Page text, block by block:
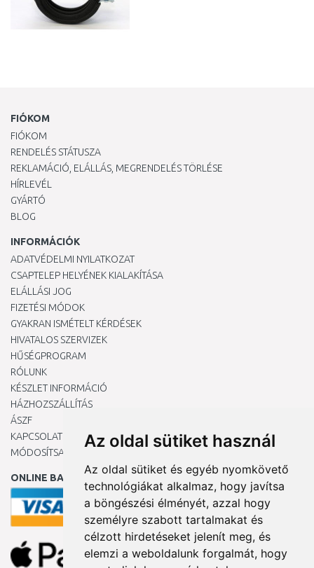
Az oldal sütiket használ
Az oldal sütiket és egyéb nyomkövető
technológiákat alkalmaz, hogy javítsa
a böngészési élményét, azzal hogy
személyre szabott tartalmakat és
célzott hirdetéseket jelenít meg, és
elemzi a weboldalunk forgalmát, hogy
FIÓKOM
FIÓKOM
RENDELÉS STÁTUSZA
REKLAMÁCIÓ, ELÁLLÁS, MEGRENDELÉS TÖRLÉSE
HÍRLEVÉL
GYÁRTÓ
BLOG
INFORMÁCIÓK
ADATVÉDELMI NYILATKOZAT
CSAPTELEP HELYÉNEK KIALAKÍTÁSA
ELÁLLÁSI JOG
FIZETÉSI MÓDOK
GYAKRAN ISMÉTELT KÉRDÉSEK
HIVATALOS SZERVIZEK
HŰSÉGPROGRAM
RÓLUNK
KÉSZLET INFORMÁCIÓ
HÁZHOZSZÁLLÍTÁS
ÁSZF
KAPCSOLAT
MÓDOSÍTSA A COOKIE-BEÁLLÍTÁSAIMAT
ONLINE BANKKÁRTYÁVAL